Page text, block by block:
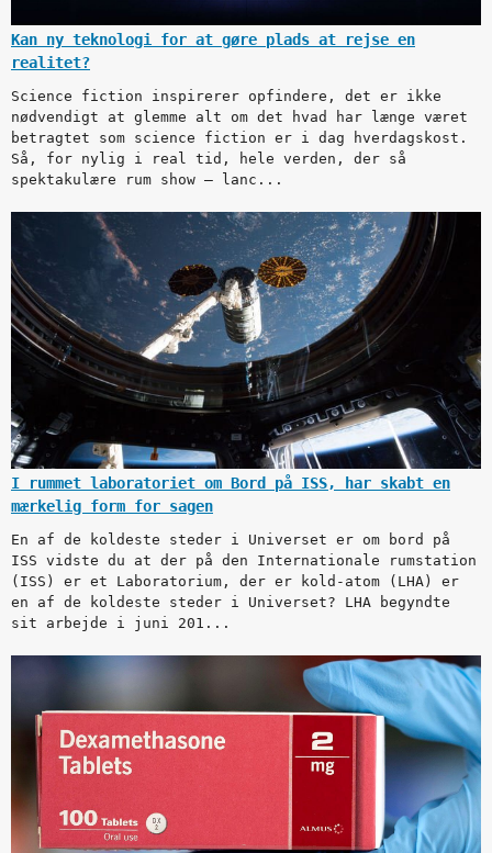
Kan ny teknologi for at gøre plads at rejse en
realitet?
Science fiction inspirerer opfindere, det er ikke
nødvendigt at glemme alt om det hvad har længe været
betragtet som science fiction er i dag hverdagskost.
Så, for nylig i real tid, hele verden, der så
spektakulære rum show – lanc...
I rummet laboratoriet om Bord på ISS, har skabt en
mærkelig form for sagen
En af de koldeste steder i Universet er om bord på
ISS vidste du at der på den Internationale rumstation
(ISS) er et Laboratorium, der er kold-atom (LHA) er
en af de koldeste steder i Universet? LHA begyndte
sit arbejde i juni 201...